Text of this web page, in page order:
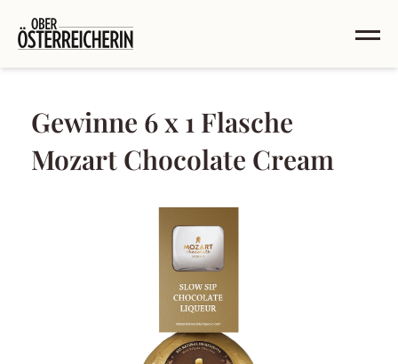
Gewinne 6 x 1 Flasche
Mozart Chocolate Cream